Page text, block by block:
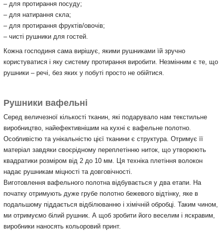
– для протирання посуду;
– для натирання скла;
– для протирання фруктів/овочів;
– чисті рушники для гостей.
Кожна господиня сама вирішує, якими рушниками їй зручно
користуватися і яку систему протирання виробити. Незмінним є те, що
рушники – речі, без яких у побуті просто не обійтися.
Рушники вафельні
Серед величезної кількості тканин, які подарувало нам текстильне
виробництво, найефективнішим на кухні є вафельне полотно.
Особливістю та унікальністю цієї тканини є структура. Отримує її
матеріал завдяки своєрідному переплетінню ниток, що утворюють
квадратики розміром від 2 до 10 мм. Ця техніка плетіння волокон
надає рушникам міцності та довговічності.
Виготовлення вафельного полотна відбувається у два етапи. На
початку отримують дуже грубе полотно бежевого відтінку, яке в
подальшому піддається відбілюванню і хімічній обробці. Таким чином,
ми отримуємо білий рушник. А щоб зробити його веселим і яскравим,
виробники наносять кольоровий принт.